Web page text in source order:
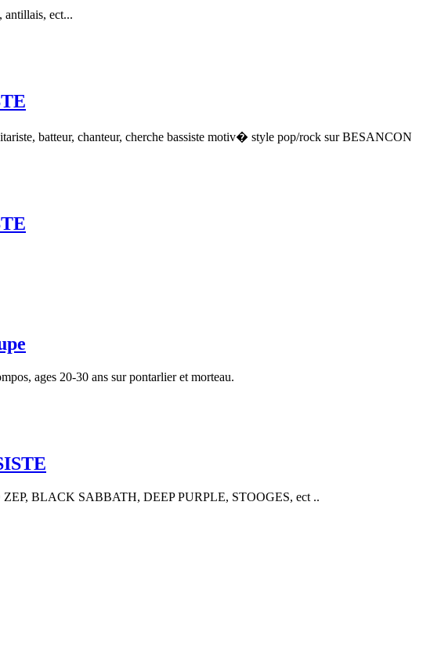
antillais, ect...
batteur, chanteur, cherche bassiste motiv� style pop/rock sur BESANCON
ages 20-30 ans sur pontarlier et morteau.
ZEP, BLACK SABBATH, DEEP PURPLE, STOOGES, ect ..